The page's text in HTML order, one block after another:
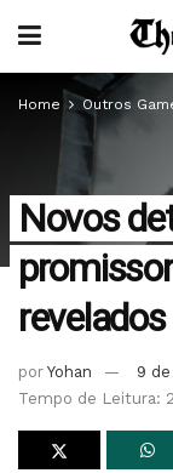
Home Outros
Novos
revelados
por Yohan
9
Tempo de Leitura: